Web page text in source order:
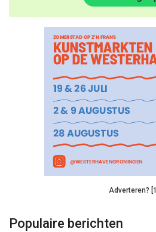
Adverteren? [1]
Populaire berichten